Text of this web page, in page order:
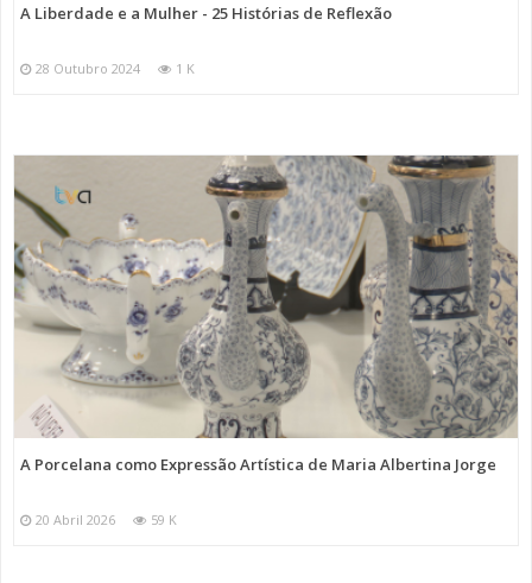
A Liberdade e a Mulher - 25 Histórias de Reflexão
28 Outubro 2024 1 K
A Porcelana como Expressão Artística de Maria Albertina Jorge
20 Abril 2026 59 K